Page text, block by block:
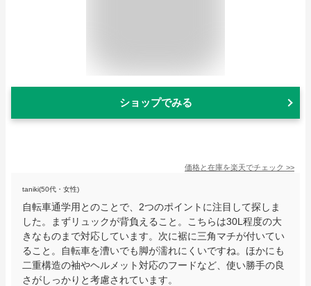
ショップでみる
価格と在庫を楽天でチェック >>
taniki(50代・女性)
自転車通学用とのことで、2つのポイントに注目して探しま
した。まずリュックが背負えること。こちらは30L程度の大
きなものまで対応しています。次に裾に三角マチが付いてい
ること。自転車を漕いでも脚が濡れにくいですね。ほかにも
二重構造の袖やヘルメット対応のフードなど、使い勝手の良
さがしっかりと考慮されています。